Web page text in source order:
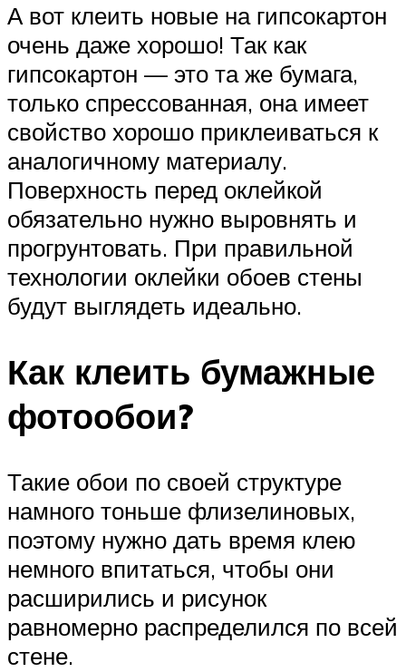
А вот клеить новые на гипсокартон
очень даже хорошо! Так как
гипсокартон — это та же бумага,
только спрессованная, она имеет
свойство хорошо приклеиваться к
аналогичному материалу.
Поверхность перед оклейкой
обязательно нужно выровнять и
прогрунтовать. При правильной
технологии оклейки обоев стены
будут выглядеть идеально.
Как клеить бумажные
фотообои?
Такие обои по своей структуре
намного тоньше флизелиновых,
поэтому нужно дать время клею
немного впитаться, чтобы они
расширились и рисунок
равномерно распределился по всей
стене.